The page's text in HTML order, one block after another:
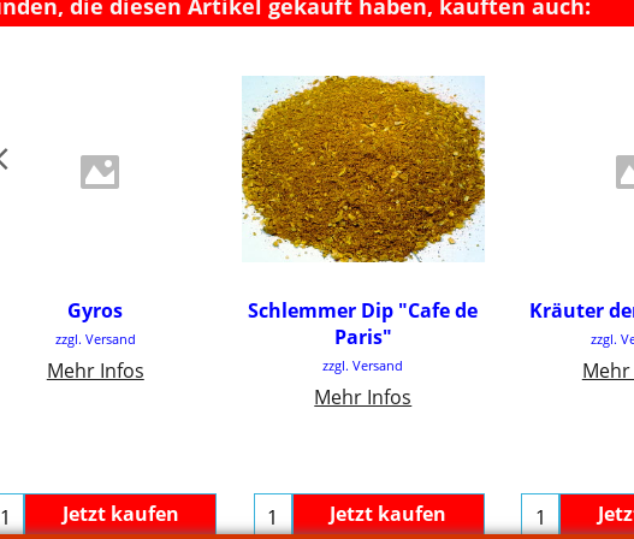
€3.75
Gyros
€4.75
Schlemmer Dip "Cafe de
Paris"
Mehr Infos
€
Kräuter